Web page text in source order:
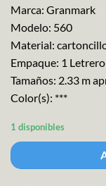
Marca: Granmark
Modelo: 560
Material:
Empaque: 1 Letrero
Tamaños: 2.33 m
Color(s): ***
1 disponibles